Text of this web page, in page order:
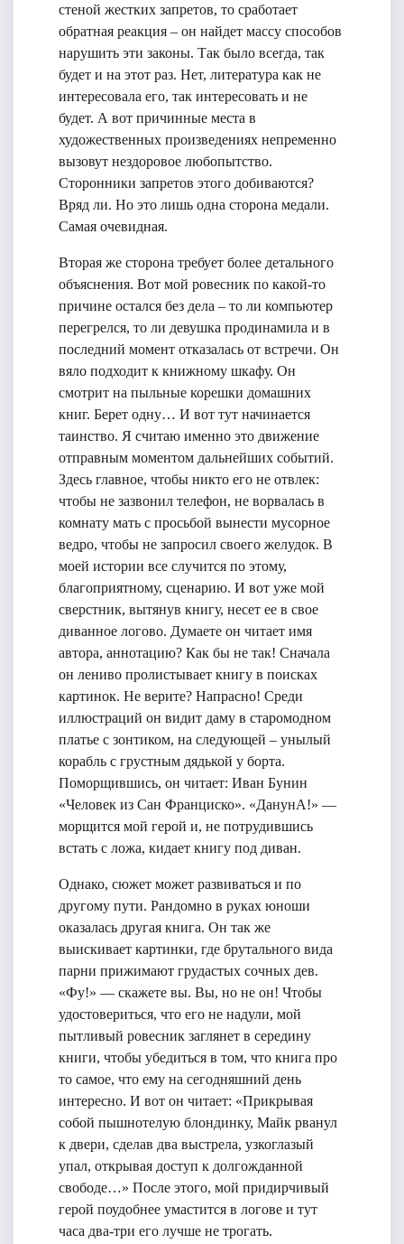
стеной жестких запретов, то сработает
обратная реакция – он найдет массу способов
нарушить эти законы. Так было всегда, так
будет и на этот раз. Нет, литература как не
интересовала его, так интересовать и не
будет. А вот причинные места в
художественных произведениях непременно
вызовут нездоровое любопытство.
Сторонники запретов этого добиваются?
Вряд ли. Но это лишь одна сторона медали.
Самая очевидная.
Вторая же сторона требует более детального
объяснения. Вот мой ровесник по какой-то
причине остался без дела – то ли компьютер
перегрелся, то ли девушка продинамила и в
последний момент отказалась от встречи. Он
вяло подходит к книжному шкафу. Он
смотрит на пыльные корешки домашних
книг. Берет одну… И вот тут начинается
таинство. Я считаю именно это движение
отправным моментом дальнейших событий.
Здесь главное, чтобы никто его не отвлек:
чтобы не зазвонил телефон, не ворвалась в
комнату мать с просьбой вынести мусорное
ведро, чтобы не запросил своего желудок. В
моей истории все случится по этому,
благоприятному, сценарию. И вот уже мой
сверстник, вытянув книгу, несет ее в свое
диванное логово. Думаете он читает имя
автора, аннотацию? Как бы не так! Сначала
он лениво пролистывает книгу в поисках
картинок. Не верите? Напрасно! Среди
иллюстраций он видит даму в старомодном
платье с зонтиком, на следующей – унылый
корабль с грустным дядькой у борта.
Поморщившись, он читает: Иван Бунин
«Человек из Сан Франциско». «ДанунА!» —
морщится мой герой и, не потрудившись
встать с ложа, кидает книгу под диван.
Однако, сюжет может развиваться и по
другому пути. Рандомно в руках юноши
оказалась другая книга. Он так же
выискивает картинки, где брутального вида
парни прижимают грудастых сочных дев.
«Фу!» — скажете вы. Вы, но не он! Чтобы
удостовериться, что его не надули, мой
пытливый ровесник заглянет в середину
книги, чтобы убедиться в том, что книга про
то самое, что ему на сегодняшний день
интересно. И вот он читает: «Прикрывая
собой пышнотелую блондинку, Майк рванул
к двери, сделав два выстрела, узкоглазый
упал, открывая доступ к долгожданной
свободе…» После этого, мой придирчивый
герой поудобнее умастится в логове и тут
часа два-три его лучше не трогать.